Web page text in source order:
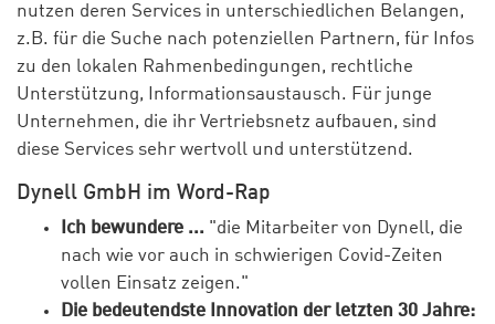
nutzen deren Services in unterschiedlichen Belangen,
z.B. für die Suche nach potenziellen Partnern, für Infos
zu den lokalen Rahmenbedingungen, rechtliche
Unterstützung, Informationsaustausch. Für junge
Unternehmen, die ihr Vertriebsnetz aufbauen, sind
diese Services sehr wertvoll und unterstützend.
Dynell GmbH im Word-Rap
Ich bewundere ... "die Mitarbeiter von Dynell, die
nach wie vor auch in schwierigen Covid-Zeiten
vollen Einsatz zeigen."
Die bedeutendste Innovation der letzten 30 Jahre: